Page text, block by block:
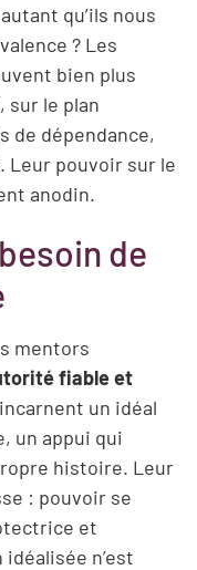
qu’ils nous
? Les
bien plus
sur le plan
de dépendance,
Leur pouvoir sur le
anodin.
de
mentors
fiable et
un idéal
un appui qui
histoire. Leur
: pouvoir se
et
n’est